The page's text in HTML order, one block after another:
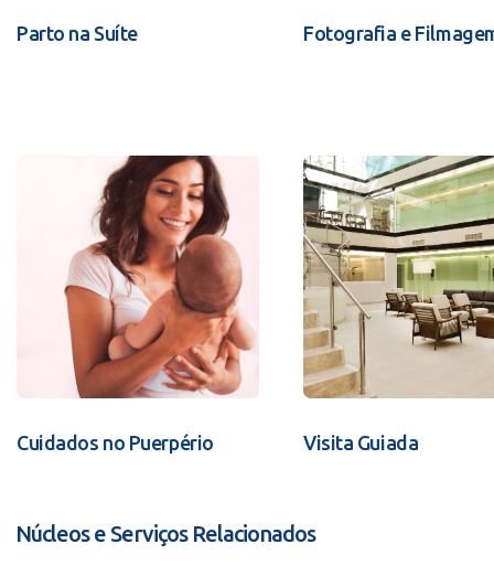
Parto na Suíte Fotografia e
Cuidados no Puerpério Visita Guiada
Núcleos e Serviços Relacionados